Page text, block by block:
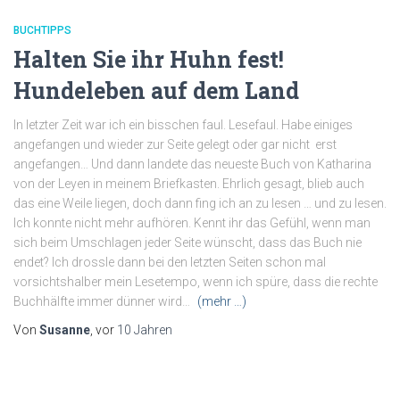
BUCHTIPPS
Halten Sie ihr Huhn fest!
Hundeleben auf dem Land
In letzter Zeit war ich ein bisschen faul. Lesefaul. Habe einiges
angefangen und wieder zur Seite gelegt oder gar nicht erst
angefangen… Und dann landete das neueste Buch von Katharina
von der Leyen in meinem Briefkasten. Ehrlich gesagt, blieb auch
das eine Weile liegen, doch dann fing ich an zu lesen … und zu lesen.
Ich konnte nicht mehr aufhören. Kennt ihr das Gefühl, wenn man
sich beim Umschlagen jeder Seite wünscht, dass das Buch nie
endet? Ich drossle dann bei den letzten Seiten schon mal
vorsichtshalber mein Lesetempo, wenn ich spüre, dass die rechte
Buchhälfte immer dünner wird…
(mehr …)
Von Susanne , vor 10 Jahren